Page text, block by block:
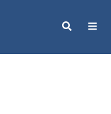
Search